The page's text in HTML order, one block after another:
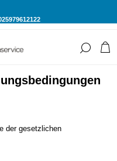
der gesetzlichen